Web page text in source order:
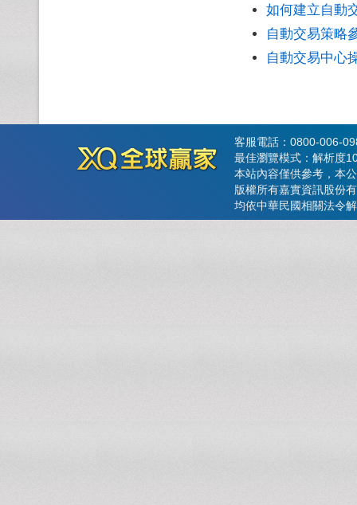
如何建立自動
自動交易策略
自動交易中心
客服電話：0800-006-
最佳瀏覽模式：解析度
本站內容僅供參考，本
版權所有嘉實資訊股份
均依中華民國相關法令